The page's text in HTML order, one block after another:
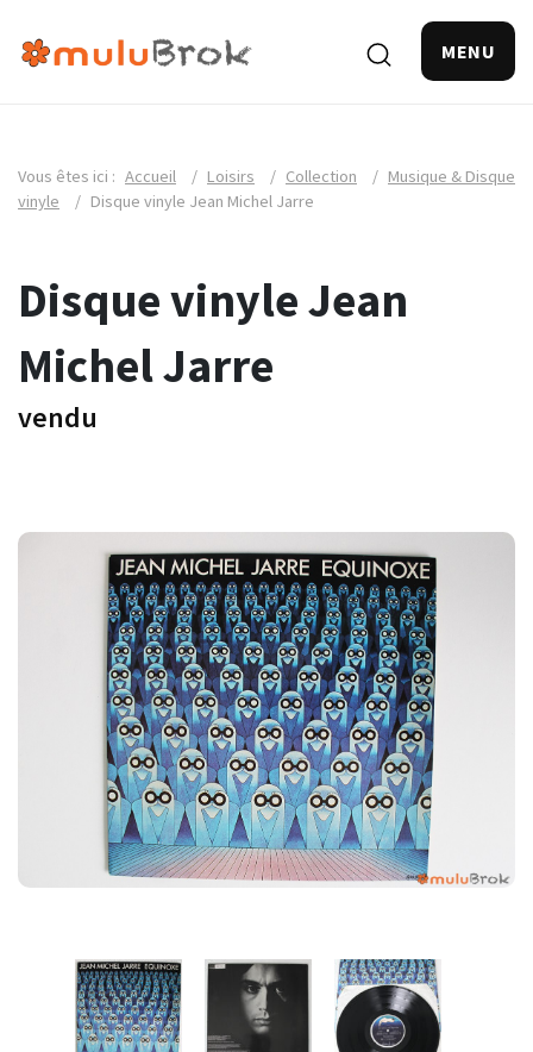
MENU
Vous êtes ici : Accueil / Loisirs / Collection / Musique & Disque
vinyle
/ Disque vinyle Jean Michel Jarre
Disque vinyle Jean
Michel Jarre
vendu